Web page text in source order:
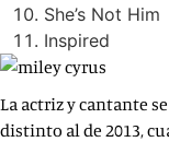
She’s Not Him
Inspired
La actriz y cantante
distinto al de 2013,